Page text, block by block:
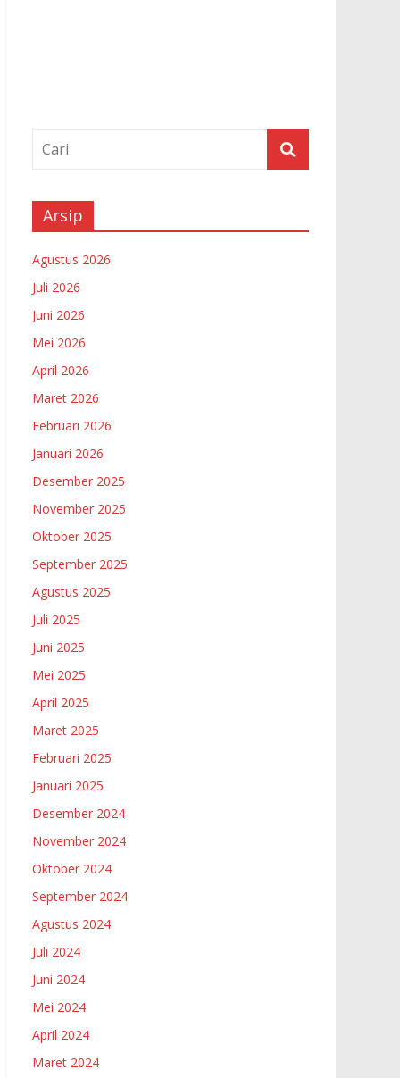
Arsip
Agustus 2026
Juli 2026
Juni 2026
Mei 2026
April 2026
Maret 2026
Februari 2026
Januari 2026
Desember 2025
November 2025
Oktober 2025
September 2025
Agustus 2025
Juli 2025
Juni 2025
Mei 2025
April 2025
Maret 2025
Februari 2025
Januari 2025
Desember 2024
November 2024
Oktober 2024
September 2024
Agustus 2024
Juli 2024
Juni 2024
Mei 2024
April 2024
Maret 2024